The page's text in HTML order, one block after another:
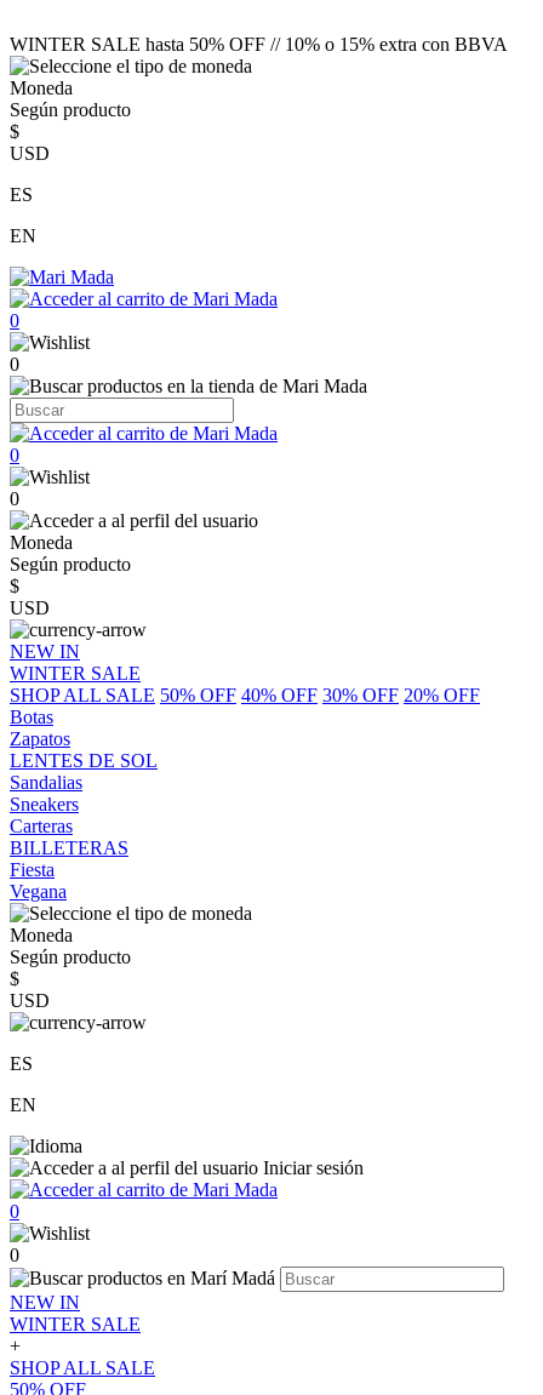
WINTER SALE hasta 50% OFF // 10% o 15% extra con BBVA
Moneda
Según producto
$
USD
ES
EN
0
0
0
0
Moneda
Según producto
$
USD
NEW IN
WINTER SALE
SHOP ALL SALE 50% OFF 40% OFF 30% OFF 20% OFF
Botas
Zapatos
LENTES DE SOL
Sandalias
Sneakers
Carteras
BILLETERAS
Fiesta
Vegana
Moneda
Según producto
$
USD
ES
EN
Iniciar sesión
0
0
NEW IN
WINTER SALE
+
SHOP ALL SALE
50% OFF